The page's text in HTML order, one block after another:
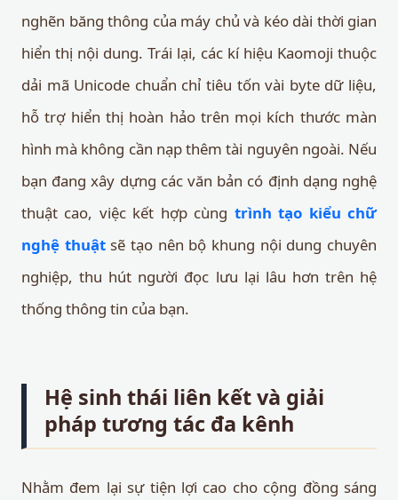
nghẽn băng thông của máy chủ và kéo dài thời gian
hiển thị nội dung. Trái lại, các kí hiệu Kaomoji thuộc
dải mã Unicode chuẩn chỉ tiêu tốn vài byte dữ liệu,
hỗ trợ hiển thị hoàn hảo trên mọi kích thước màn
hình mà không cần nạp thêm tài nguyên ngoài. Nếu
bạn đang xây dựng các văn bản có định dạng nghệ
thuật cao, việc kết hợp cùng trình tạo kiểu chữ
nghệ thuậtsẽ tạo nên bộ khung nội dung chuyên
nghiệp, thu hút người đọc lưu lại lâu hơn trên hệ
thống thông tin của bạn.
Hệ sinh thái liên kết và giải
pháp tương tác đa kênh
Nhằm đem lại sự tiện lợi cao cho cộng đồng sáng